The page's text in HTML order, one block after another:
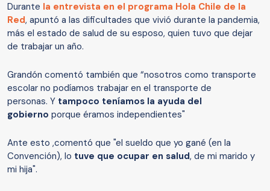
Durante la entrevista en el programa Hola Chile de la
Red, apuntó a las dificultades que vivió durante la pandemia,
más el estado de salud de su esposo, quien tuvo que dejar
de trabajar un año.
Grandón comentó también que “nosotros como transporte
escolar no podíamos trabajar en el transporte de
personas. Y tampoco teníamos la ayuda del
gobierno porque éramos independientes"
Ante esto ,comentó que "el sueldo que yo gané (en la
Convención), lo tuve que ocupar en salud, de mi marido y
mi hija".